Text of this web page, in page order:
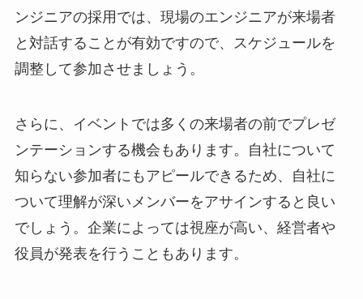
ンジニアの採用では、現場のエンジニアが来場者
と対話することが有効ですので、スケジュールを
調整して参加させましょう。
さらに、イベントでは多くの来場者の前でプレゼ
ンテーションする機会もあります。自社について
知らない参加者にもアピールできるため、自社に
ついて理解が深いメンバーをアサインすると良い
でしょう。企業によっては視座が高い、経営者や
役員が発表を行うこともあります。